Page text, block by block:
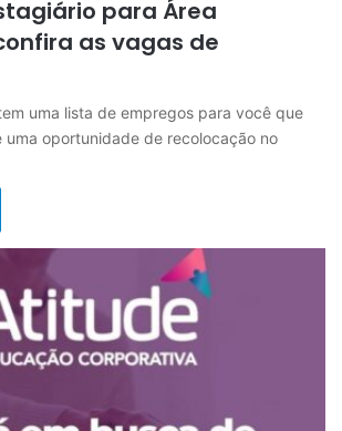
para Área
as vagas de
uma lista de empregos para você que
uma oportunidade de recolocação no